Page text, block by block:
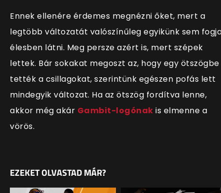
Ennek ellenére érdemes megnézni őket, mert a
legtöbb változatát valószínűleg egyikünk sem
élesben látni. Meg persze azért is, mert szépek
lettek. Bár sokakat megoszt az, hogy egy ötszögbe
tették a csillagokat, szerintünk egészen pofás lett
mindegyik változat. Ha az ötszög fordítva lenne,
akkor még akár Gambit-logónak is elmenne a
vörös.
EZEKET OLVASTAD MÁR?